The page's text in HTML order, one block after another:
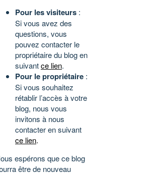
Pour les visiteurs :
Si vous avez des
questions, vous
pouvez contacter le
propriétaire du blog en
suivantce lien.
Pour le propriétaire :
Si vous souhaitez
rétablir l’accès à votre
blog, nous vous
invitons à nous
contacter en suivant
ce lien.
espérons que ce blog
être de nouveau